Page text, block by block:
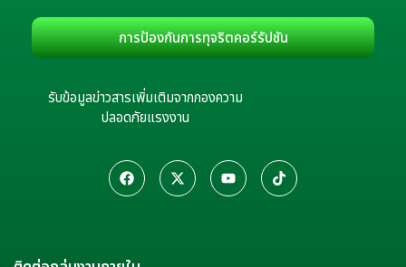
การป้องกันการทุจริตคอร์รัปชัน
รับข้อมูลข่าวสารเพิ่มเติมจากกองความ
ปลอดภัยแรงงาน